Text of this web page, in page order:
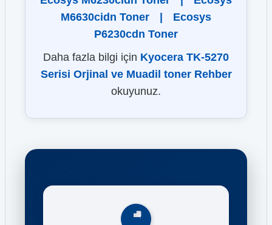
M6630cidn Toner
Ecosys
P6230cdn Toner
Daha fazla bilgi için Kyocera TK-5270
Serisi Orjinal ve Muadil toner Rehber
okuyunuz.